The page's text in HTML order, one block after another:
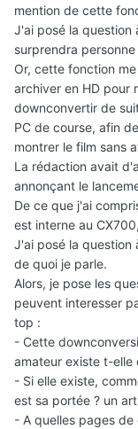
mention de cette
J'ai posé la question
surprendra personne
Or, cette fonction
archiver en HD pour
downconvertir de
PC de course, afin
montrer le film sans
La rédaction avait
annonçant le
De ce que j'ai
est interne au
J'ai posé la question
de quoi je parle.
Alors, je pose les
peuvent interesser
top :
- Cette
amateur existe t-elle
- Si elle existe,
est sa portée ? un
- A quelles pages